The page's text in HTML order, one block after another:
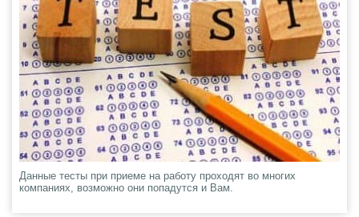
Данные тесты при приеме на работу проходят во многих
компаниях, возможно они попадутся и Вам.